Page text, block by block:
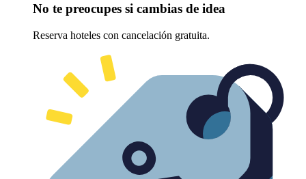
No te preocupes si cambias de idea
Reserva hoteles con cancelación gratuita.